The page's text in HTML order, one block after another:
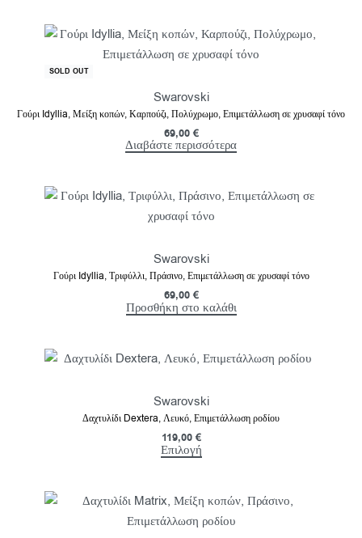
SOLD OUT
Swarovski
Γούρι Idyllia, Μείξη κοπών, Καρπούζι, Πολύχρωμο, Επιμετάλλωση σε χρυσαφί τόνο
69,00 €
Διαβάστε περισσότερα
Swarovski
Γούρι Idyllia, Τριφύλλι, Πράσινο, Επιμετάλλωση σε χρυσαφί τόνο
69,00 €
Προσθήκη στο καλάθι
Swarovski
Δαχτυλίδι Dextera, Λευκό, Επιμετάλλωση ροδίου
119,00 €
Επιλογή